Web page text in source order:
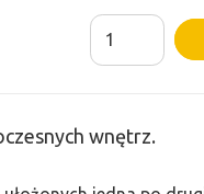
ilość
Grzejnik
-
wnętrz.